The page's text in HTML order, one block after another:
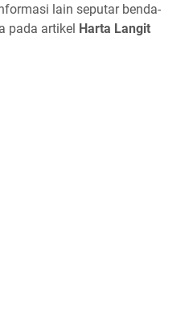
lain seputar benda-
pada artikel Harta Langit